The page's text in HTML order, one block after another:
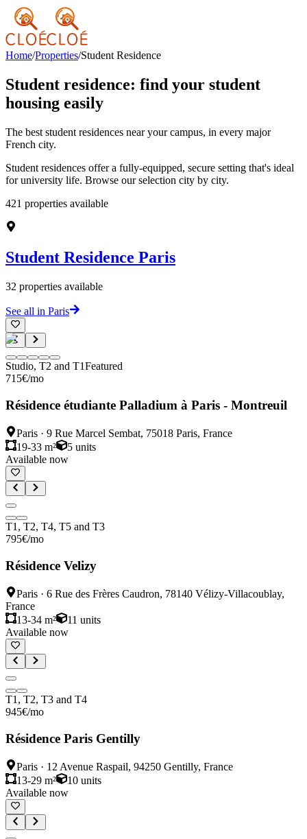
Home/Properties/Student Residence
Student residence: find your student
housing easily
The best student residences near your campus, in every major
French city.
Student residences offer a fully-equipped, secure setting that's ideal
for university life. Browse our selection city by city.
421 properties available
Student Residence Paris
32 properties available
See all in Paris
Studio, T2 and T1Featured
715€/mo
Résidence étudiante Palladium à Paris - Montreuil
Paris · 9 Rue Marcel Sembat, 75018 Paris, France
19-33 m²
5 units
Available now
T1, T2, T4, T5 and T3
795€/mo
Résidence Velizy
Paris · 6 Rue des Frères Caudron, 78140 Vélizy-Villacoublay,
France
13-34 m²
11 units
Available now
T1, T2, T3 and T4
945€/mo
Résidence Paris Gentilly
Paris · 12 Avenue Raspail, 94250 Gentilly, France
13-29 m²
10 units
Available now